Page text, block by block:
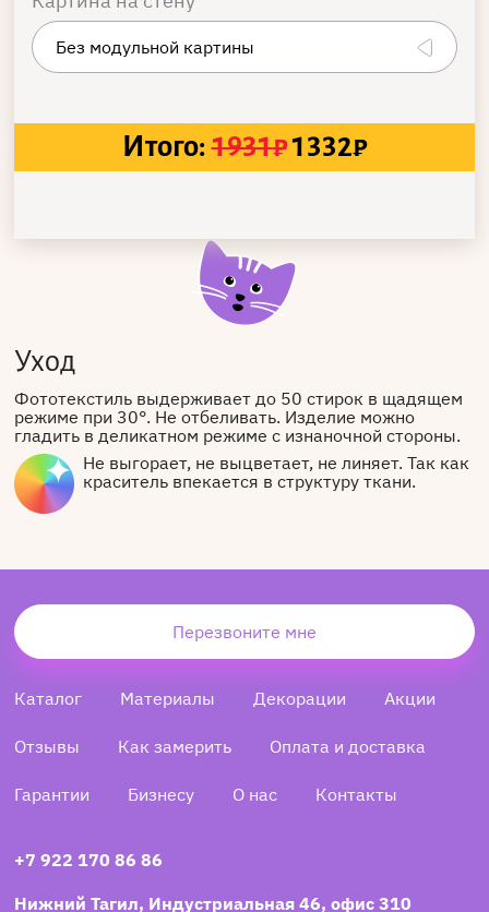
Итого: 1931₽1332₽
Уход
Фототекстиль выдерживает до 50 стирок в щадящем
режиме при 30°. Не отбеливать. Изделие можно
гладить в деликатном режиме с изнаночной стороны.
Не выгорает, не выцветает, не линяет. Так как
краситель впекается в структуру ткани.
Перезвоните мне
Каталог Материалы Декорации Акции
Отзывы Как замерить Оплата и доставка
Гарантии Бизнесу О нас Контакты
+7 922 170 86 86
Нижний Тагил, Индустриальная 46, офис 310